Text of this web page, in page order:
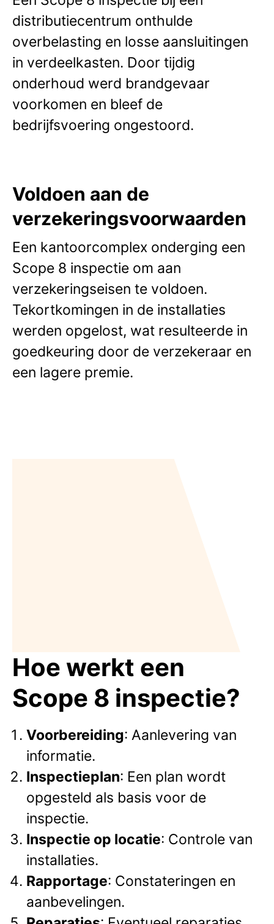
distributiecentrum onthulde
overbelasting en losse aansluitingen
in verdeelkasten. Door tijdig
onderhoud werd brandgevaar
voorkomen en bleef de
bedrijfsvoering ongestoord.
Voldoen aan de
verzekeringsvoorwaarden
Een kantoorcomplex onderging een
Scope 8 inspectie om aan
verzekeringseisen te voldoen.
Tekortkomingen in de installaties
werden opgelost, wat resulteerde in
goedkeuring door de verzekeraar en
een lagere premie.
Hoe werkt een
Scope 8 inspectie?
Voorbereiding: Aanlevering van
informatie.
Inspectieplan: Een plan wordt
opgesteld als basis voor de
inspectie.
Inspectie op locatie: Controle van
installaties.
Rapportage: Constateringen en
aanbevelingen.